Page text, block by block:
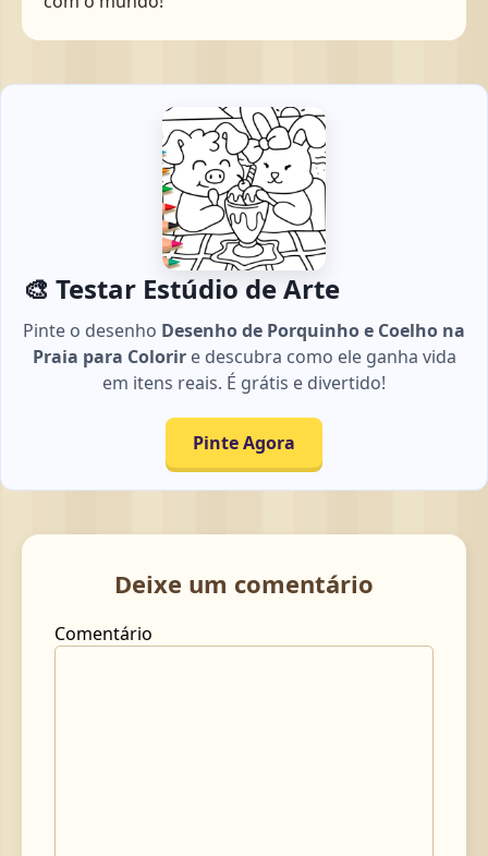
🎨 Testar Estúdio de Arte
Pinte o desenho Desenho de Porquinho e Coelho na
Praia para Colorire descubra como ele ganha vida
em itens reais. É grátis e divertido!
Pinte Agora
Deixe um comentário
Comentário